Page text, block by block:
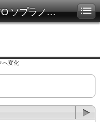
CANTIAMO IL BELCANTO ソプラノ千賀恵子オフィシャルホームページ
へ変化